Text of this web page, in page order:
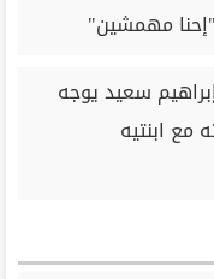
مهمشين"
سعيد يوجه
مع ابنتيه